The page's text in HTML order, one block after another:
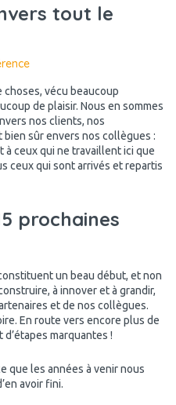
tout le
choses, vécu beaucoup
de plaisir. Nous en sommes
nos clients, nos
sûr envers nos collègues :
ceux qui ne travaillent ici que
ceux qui sont arrivés et repartis
prochaines
un beau début, et non
à innover et à grandir,
et de nos collègues.
En route vers encore plus de
marquantes !
que les années à venir nous
avoir fini.